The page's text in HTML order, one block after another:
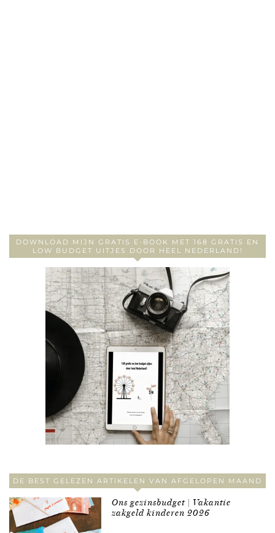
DOWNLOAD MIJN GRATIS E-BOOK MET 168 GRATIS EN
LOW BUDGET UITJES DOOR HEEL NEDERLAND!
DE BEST GELEZEN ARTIKELEN VAN AFGELOPEN MAAND
Ons gezinsbudget | Vakantie
zakgeld kinderen 2026